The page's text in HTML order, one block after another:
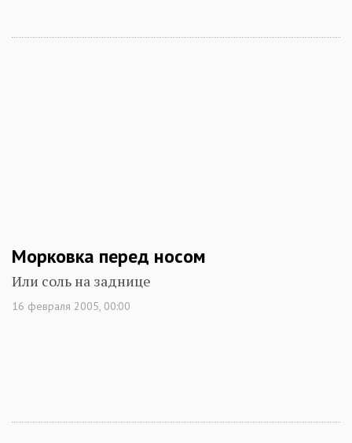
Морковка перед носом
Или соль на заднице
16 февраля 2005, 00:00